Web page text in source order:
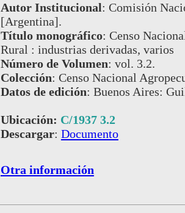
Autor Institucional: Comisión
[Argentina].
Título monográfico: Censo
Rural : industrias derivadas, varios
Número de Volumen: vol. 3.2.
Colección: Censo Nacional
Datos de edición: Buenos Aires:
Ubicación: C/1937 3.2
Descargar: Documento
Otra información